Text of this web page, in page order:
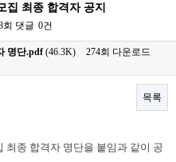
집 최종 합격자 공지
회 댓글 0건
명단.pdf(46.3K)
274회 다운로드
목록
최종 합격자 명단을 붙임과 같이 공